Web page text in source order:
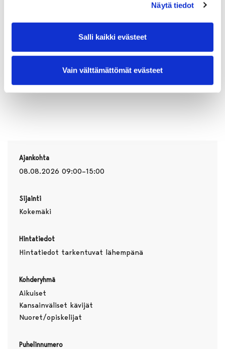
Näytä tiedot
Salli kaikki evästeet
Vain välttämättömät evästeet
Ajankohta
08.08.2026 09:00–15:00
Sijainti
Kokemäki
Hintatiedot
Hintatiedot tarkentuvat lähempänä
Kohderyhmä
Aikuiset
Kansainväliset kävijät
Nuoret/opiskelijat
Puhelinnumero